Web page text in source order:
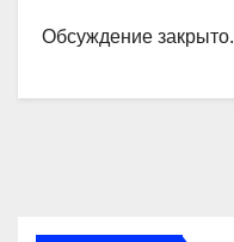
Обсуждение закрыто.